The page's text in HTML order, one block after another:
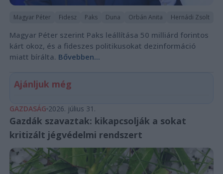
Magyar Péter Fidesz Paks Duna Orbán Anita Hernádi Zsolt
Magyar Péter szerint Paks leállítása 50 milliárd forintos
kárt okoz, és a fideszes politikusokat dezinformáció
miatt bírálta. Bővebben...
Ajánljuk még
GAZDASÁG 2026. július 31.
Gazdák szavaztak: kikapcsolják a sokat
kritizált jégvédelmi rendszert